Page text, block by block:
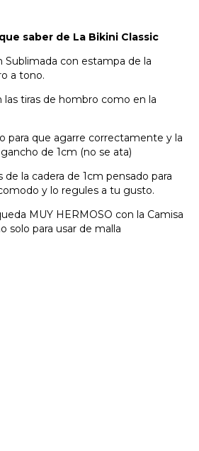
saber de La Bikini Classic
Sublimada con estampa de la
a tono.
tiras de hombro como en la
para que agarre correctamente y la
de 1cm (no se ata)
de la cadera de 1cm pensado para
y lo regules a tu gusto.
MUY HERMOSO con la Camisa
solo para usar de malla